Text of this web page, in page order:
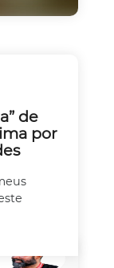
de
por